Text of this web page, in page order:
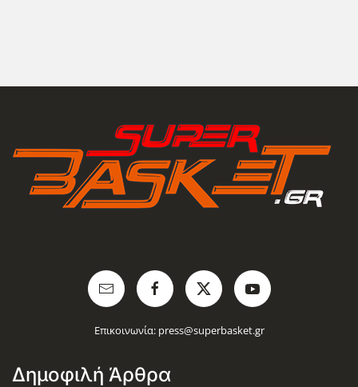
Επικοινωνία: press@superbasket.gr
Δημοφιλή Άρθρα